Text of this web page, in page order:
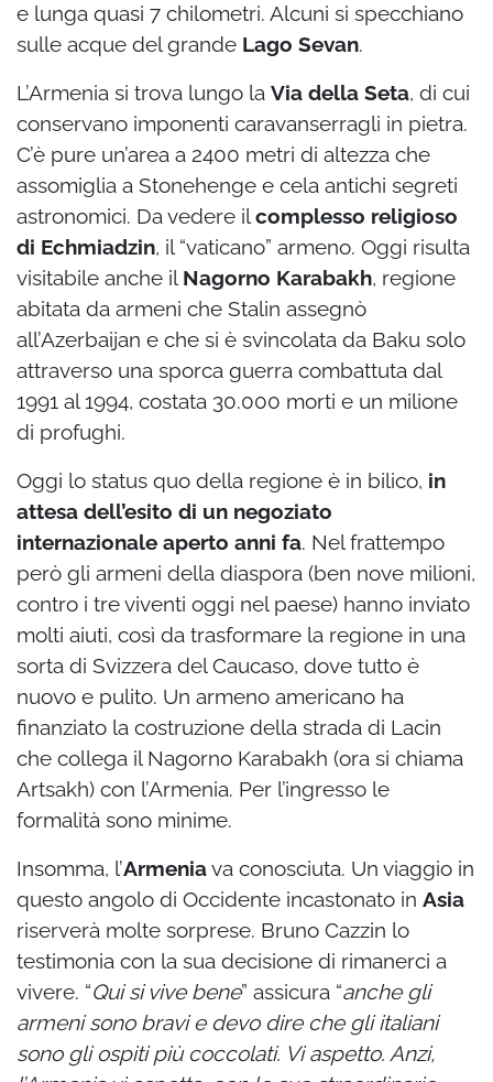
e lunga quasi 7 chilometri. Alcuni si specchiano
sulle acque del grande Lago Sevan.
L’Armenia si trova lungo la Via della Seta, di cui
conservano imponenti caravanserragli in pietra.
C’è pure un’area a 2400 metri di altezza che
assomiglia a Stonehenge e cela antichi segreti
astronomici. Da vedere ilcomplesso religioso
di Echmiadzin, il “vaticano” armeno. Oggi risulta
visitabile anche il Nagorno Karabakh, regione
abitata da armeni che Stalin assegnò
all’Azerbaijan e che si è svincolata da Baku solo
attraverso una sporca guerra combattuta dal
1991 al 1994, costata 30.000 morti e un milione
di profughi.
Oggi lo status quo della regione è in bilico, in
attesa dell’esito di un negoziato
internazionale aperto anni fa. Nel frattempo
però gli armeni della diaspora (ben nove milioni,
contro i tre viventi oggi nel paese) hanno inviato
molti aiuti, così da trasformare la regione in una
sorta di Svizzera del Caucaso, dove tutto è
nuovo e pulito. Un armeno americano ha
finanziato la costruzione della strada di Lacin
che collega il Nagorno Karabakh (ora si chiama
Artsakh) con l’Armenia. Per l’ingresso le
formalità sono minime.
Insomma, l’Armeniava conosciuta. Un viaggio in
questo angolo di Occidente incastonato in Asia
riserverà molte sorprese. Bruno Cazzin lo
testimonia con la sua decisione di rimanerci a
vivere. “Qui si vive bene” assicura “anche gli
armeni sono bravi e devo dire che gli italiani
sono gli ospiti più coccolati. Vi aspetto. Anzi,